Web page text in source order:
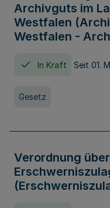
Archivguts im
Westfalen
Westfalen -
In Kraft Seit 01.
Gesetz
Verordnung